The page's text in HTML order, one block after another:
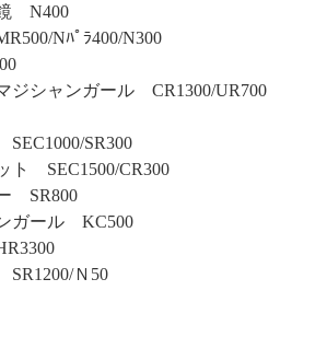
N400
Nﾊﾟﾗ400/N300
ジシャンガール CR1300/UR700
SR300
ト SEC1500/CR300
SR800
ガール KC500
Ｎ50